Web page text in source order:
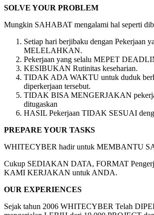
SOLVE YOUR PROBLEM
Mungkin SAHABAT mengalami hal seperti
Setiap hari berjibaku dengan Pekerjaan
MELELAHKAN.
Pekerjaan yang selalu MEPET
KESIBUKAN Rutinitas keseharian.
TIDAK ADA WAKTU untuk duduk
diperkerjaan tersebut.
TIDAK BISA MENGERJAKAN
ditugaskan
HASIL Pekerjaan TIDAK SESUAI
PREPARE YOUR TASKS
WHITECYBER hadir untuk MEMBANTU
Cukup SEDIAKAN DATA, FORMAT
KAMI KERJAKAN untuk ANDA.
OUR EXPERIENCES
Sejak tahun 2006 WHITECYBER Telah